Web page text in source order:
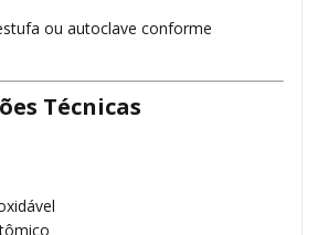
ou autoclave conforme
Técnicas